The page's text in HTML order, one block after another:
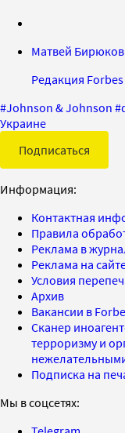
Матвей Бирюков
Редакция Forbes
#Johnson & Johnson #
Украине
Подписаться
Информация:
Контактная
Правила
Реклама в
Реклама на
Условия
Архив
Вакансии в
Сканер
терроризму и
Подписка на
Мы в соцсетях: